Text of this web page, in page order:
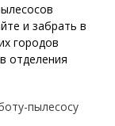
и забрать в
городов
отделения
пылесосу